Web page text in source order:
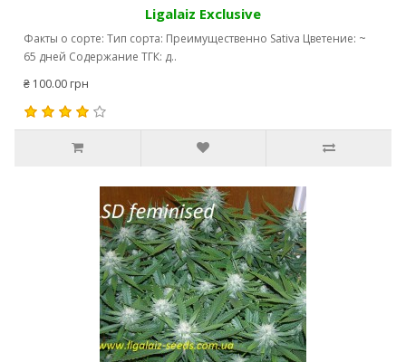
Ligalaiz Exclusive
Факты о сорте: Тип сорта: Преимущественно Sativa Цветение: ~
65 дней Содержание ТГК: д..
₴ 100.00 грн